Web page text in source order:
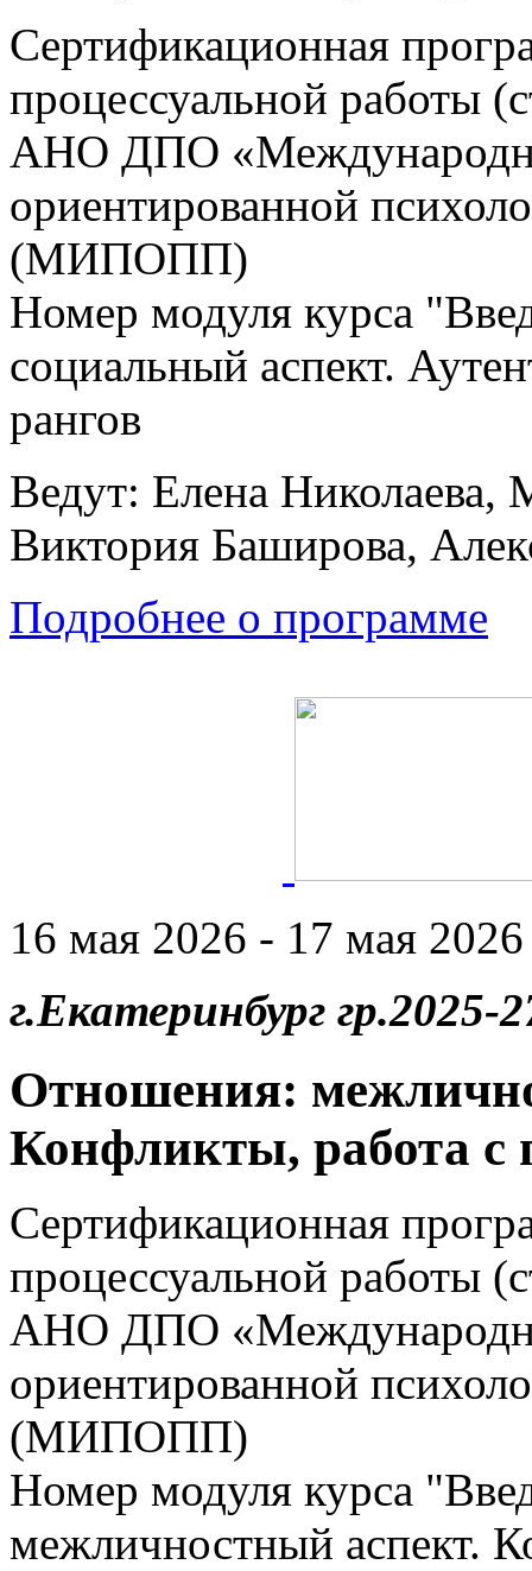
Сертификационная
процессуальной работы
АНО ДПО
ориентированной
(МИПОПП)
Номер модуля курса
социальный аспект.
рангов
Ведут: Елена Николаева,
Виктория Баширова,
Подробнее о программе
16 мая 2026 - 17 мая 2026
г.Екатеринбург гр.2025-
Отношения:
Конфликты, работа с
Сертификационная
процессуальной работы
АНО ДПО
ориентированной
(МИПОПП)
Номер модуля курса
межличностный аспект.